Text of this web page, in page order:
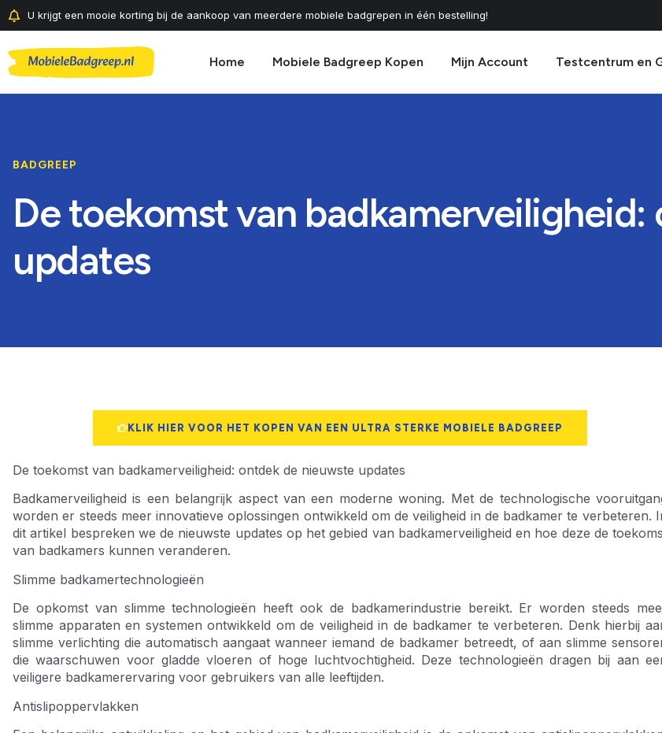
U krijgt een mooie korting bij de aankoop van meerdere mobiele badgrepen in één bestelling!
Home Mobiele Badgreep Kopen Mijn Account Testcentrum en
BADGREEP
De toekomst van
updates
KLIK HIER VOOR HET KOPEN VAN EEN ULTRA STERKE MOBIELE BADGREEP
De toekomst van badkamerveiligheid: ontdek de nieuwste updates
Badkamerveiligheid is een belangrijk aspect van een moderne woning. Met de technologische
worden er steeds meer innovatieve oplossingen ontwikkeld om de veiligheid in de badkamer te verbeteren.
dit artikel bespreken we de nieuwste updates op het gebied van badkamerveiligheid en hoe deze de
van badkamers kunnen veranderen.
Slimme badkamertechnologieën
De opkomst van slimme technologieën heeft ook de badkamerindustrie bereikt. Er worden steeds
slimme apparaten en systemen ontwikkeld om de veiligheid in de badkamer te verbeteren. Denk hierbij
slimme verlichting die automatisch aangaat wanneer iemand de badkamer betreedt, of aan slimme
die waarschuwen voor gladde vloeren of hoge luchtvochtigheid. Deze technologieën dragen bij aan
veiligere badkamerervaring voor gebruikers van alle leeftijden.
Antislipoppervlakken